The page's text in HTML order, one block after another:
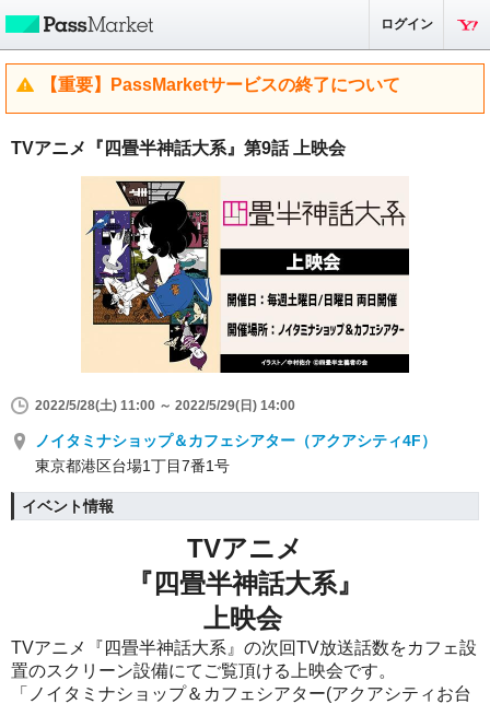
ログイン
【重要】PassMarketサービスの終了について
TVアニメ『四畳半神話大系』第9話 上映会
2022/5/28(土) 11:00 ～ 2022/5/29(日) 14:00
ノイタミナショップ＆カフェシアター（アクアシティ4F）
東京都港区台場1丁目7番1号
イベント情報
TVアニメ
『四畳半神話大系』
上映会
TVアニメ『四畳半神話大系 』の次回TV放送話数をカフェ設
置のスクリーン設備にてご覧頂ける上映会です。
「ノイタミナショップ＆カフェシアター(アクアシティお台